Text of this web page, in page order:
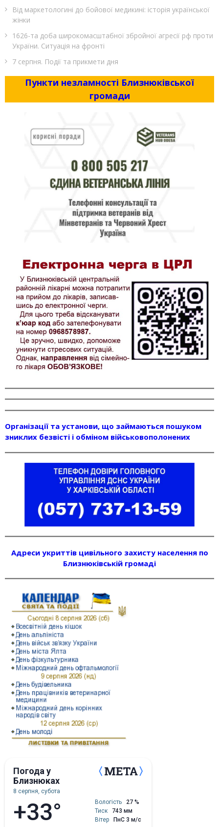
Від маркетологині до бойової медикині: історія української
жінки
1626-та доба широкомасштабної збройної агресії рф проти
України. Ситуація на фронті
7 серпня. Події та прикмети дня
Пункти незламності Близнюківської
громади
Організації та установи, що займаються пошуком
зниклих безвісті і обміном військовополонених
Адреси укриттів цивільного захисту населення по
Близнюківській громаді
Погода у
Близнюках
8 серпня, субота
+33° Вологість
27 %
Тиск
743 мм
Вітер
ПнС 3 м/с